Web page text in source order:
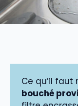
Ce qu’il faut
bouché